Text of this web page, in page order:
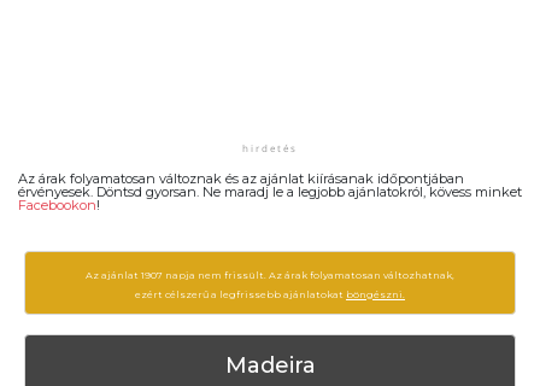
Az árak folyamatosan változnak és az ajánlat kiírásanak időpontjában
érvényesek. Döntsd gyorsan. Ne maradj le a legjobb ajánlatokról, kövess minket
Facebookon!
Az ajánlat 1907 napja nem frissült. Az árak folyamatosan változhatnak,
ezért célszerű a legfrissebb ajánlatokat böngészni.
Madeira